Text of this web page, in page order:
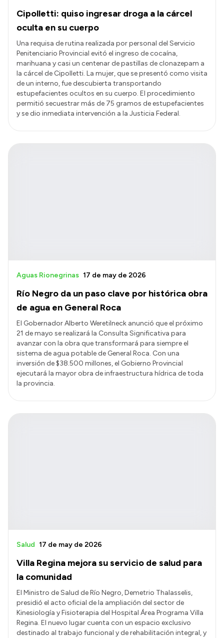
Cipolletti: quiso ingresar droga a la cárcel
oculta en su cuerpo
Una requisa de rutina realizada por personal del Servicio
Penitenciario Provincial evitó el ingreso de cocaína,
marihuana y casi un centenar de pastillas de clonazepam a
la cárcel de Cipolletti. La mujer, que se presentó como visita
de un interno, fue descubierta transportando
estupefacientes ocultos en su cuerpo. El procedimiento
permitió secuestrar más de 75 gramos de estupefacientes
y se dio inmediata intervención a la Justicia Federal.
Río Negro da un paso clave por histórica obra
de agua en General Roca
Aguas Rionegrinas 17 de may de 2026
El Gobernador Alberto Weretilneck anunció que el próximo
21 de mayo se realizará la Consulta Significativa para
avanzar con la obra que transformará para siempre el
sistema de agua potable de General Roca. Con una
inversión de $38.500 millones, el Gobierno Provincial
ejecutará la mayor obra de infraestructura hídrica de toda
la provincia.
Villa Regina mejora su servicio de salud para
la comunidad
Salud 17 de may de 2026
El Ministro de Salud de Río Negro, Demetrio Thalasselis,
presidió el acto oficial de la ampliación del sector de
Kinesiología y Fisioterapia del Hospital Área Programa Villa
Regina. El nuevo lugar cuenta con un espacio exclusivo
destinado al trabajo funcional y de rehabilitación integral, y